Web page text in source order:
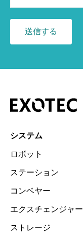
システム
ロボット
ステーション
コンベヤー
エクスチェンジャー
ストレージ